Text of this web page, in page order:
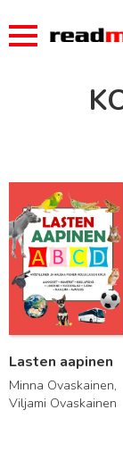
Lasten aapinen
Minna Ovaskainen,
Viljami Ovaskainen
Lue lisää